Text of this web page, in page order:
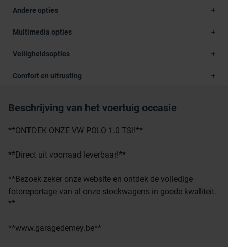
Andere opties
Multimedia opties
Veiligheidsopties
Comfort en uitrusting
Beschrijving van het voertuig occasie
**ONTDEK ONZE VW POLO 1.0 TSI!**
**Direct uit voorraad leverbaar!**
**Bezoek zeker onze website en ontdek de volledige
fotoreportage van al onze stockwagens in goede kwaliteit.
**
**www.garagedemey.be**